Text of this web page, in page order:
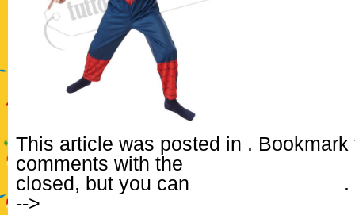
This article was posted in .
comments with the
closed, but you can
.
-->